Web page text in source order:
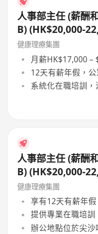
人事部主任 (薪酬
B) (HK$20,000-
健康理療集團
月薪HK$17,000 –
12天有薪年假，
系統化在職培訓
人事部主任 (薪酬
B) (HK$20,000-
健康理療集團
享有12天有薪年假
提供專業在職培
辦公地點位於尖